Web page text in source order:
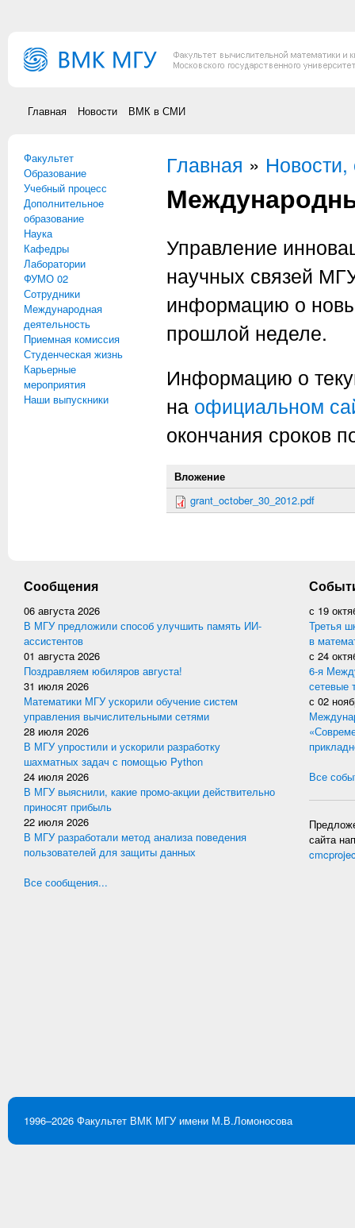
Главная Новости ВМК в СМИ
Факультет
Образование
Учебный процесс
Дополнительное
образование
Наука
Кафедры
Лаборатории
ФУМО 02
Сотрудники
Международная
деятельность
Приемная комиссия
Студенческая жизнь
Карьерные
мероприятия
Наши выпускники
Вы здесь
Главная »
Управление
научных связей
информацию о
прошлой неделе.
Информацию о
на официальном
окончания сроков
Вложение
grant_october_30_2012.pdf
Сообщения
06 августа 2026
В МГУ предложили способ улучшить память ИИ-
ассистентов
01 августа 2026
Поздравляем юбиляров августа!
31 июля 2026
Математики МГУ ускорили обучение систем
управления вычислительными сетями
28 июля 2026
В МГУ упростили и ускорили разработку
шахматных задач с помощью Python
24 июля 2026
В МГУ выяснили, какие промо-акции действительно
приносят прибыль
22 июля 2026
В МГУ разработали метод анализа поведения
пользователей для защиты данных
Все сообщения...
с 19
Третья
в
с 24
6-я
сетевые
с 02
Все
сайта
1996–2026 Факультет ВМК МГУ имени М.В.Ломоносова